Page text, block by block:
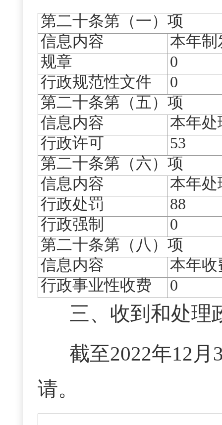
第二十条第（一）项
信息内容
本年制
规章
0
行政规范性文件
0
第二十条第（五）项
信息内容
本年处
行政许可
53
第二十条第（六）项
信息内容
本年处
行政处罚
88
行政强制
0
第二十条第（八）项
信息内容
本年收
行政事业性收费
0
三、收到和处理
截至2022年12月
请。